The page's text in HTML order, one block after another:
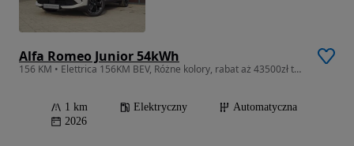
Alfa Romeo Junior 54kWh
156 KM • Elettrica 156KM BEV, Różne kolory, rabat aż 43500zł tylko u ZasadaAuto
1 km Elektryczny
Automatyczna
2026